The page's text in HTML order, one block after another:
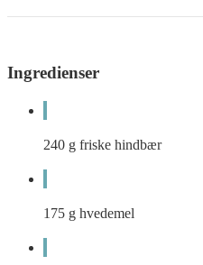
Ingredienser
240 g friske hindbær
175 g hvedemel